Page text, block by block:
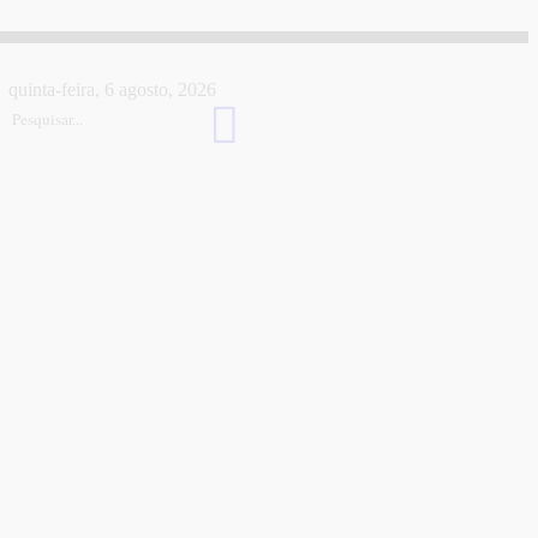
quinta-feira, 6 agosto, 2026